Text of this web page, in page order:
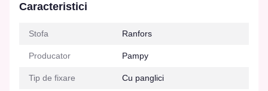
Caracteristici
Stofa Ranfors
Producator Pampy
Tip de fixare Cu panglici